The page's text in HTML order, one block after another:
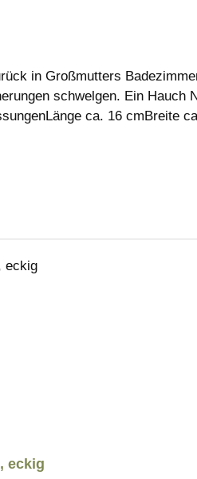
in Großmutters
schwelgen. Ein
ca. 16 cmBreite
eckig